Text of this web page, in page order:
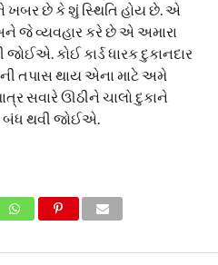
છે કે શું સ્થિતિ હોય છે. એ
જે વ્યવહાર કરે છે એ અમારા
કોઈ કાર્ડ ધારક દુકાનદાર
તપાસ થાય એના માટે અમે
સવારે ઊઠીને ચાલો દુકાને
બંધ થવી જોઈએ.